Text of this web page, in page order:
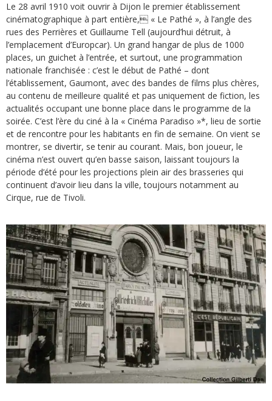
Le 28 avril 1910 voit ouvrir à Dijon le premier établissement
cinématographique à part entière, « Le Pathé », à l’angle des
rues des Perrières et Guillaume Tell (aujourd’hui détruit, à
l’emplacement d’Europcar). Un grand hangar de plus de 1000
places, un guichet à l’entrée, et surtout, une programmation
nationale franchisée : c’est le début de Pathé – dont
l’établissement, Gaumont, avec des bandes de films plus chères,
au contenu de meilleure qualité et pas uniquement de fiction, les
actualités occupant une bonne place dans le programme de la
soirée. C’est l’ère du ciné à la « Cinéma Paradiso »*, lieu de sortie
et de rencontre pour les habitants en fin de semaine. On vient se
montrer, se divertir, se tenir au courant. Mais, bon joueur, le
cinéma n’est ouvert qu’en basse saison, laissant toujours la
période d’été pour les projections plein air des brasseries qui
continuent d’avoir lieu dans la ville, toujours notamment au
Cirque, rue de Tivoli.